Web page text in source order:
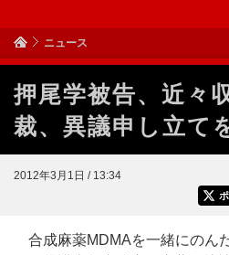
ニュース
押尾学被告、近々
裁、異議申し立て
2012年3月1日 / 13:34
合成麻薬MDMAを一緒にのん